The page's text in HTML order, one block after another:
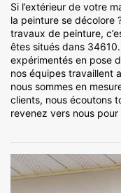
Si l’extérieur de votre
la peinture se décolore
travaux de peinture,
êtes situés dans
expérimentés en pose
nos équipes travaillent
nous sommes en
clients, nous écoutons
revenez vers nous